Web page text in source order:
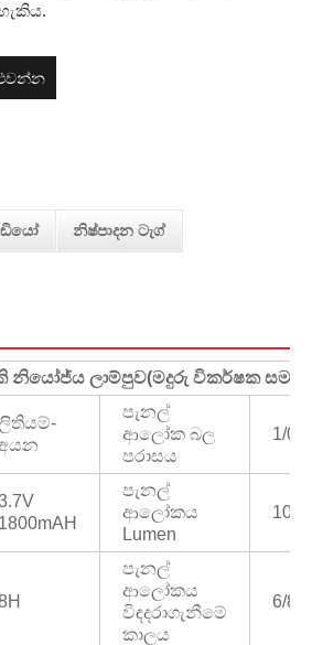
එවන්න
නිෂ්පාදන ටැග්
නියෝජ්ය ලාම්පුව(මදුරු විකර්ෂක සමඟ)
පැනල්
ආලෝක බල
පරාසය
1/
1800mAH
පැනල්
ආලෝකය
Lumen
100/
පැනල්
ආලෝකය
විඳදරාගැනීමේ
කාලය
6/8/